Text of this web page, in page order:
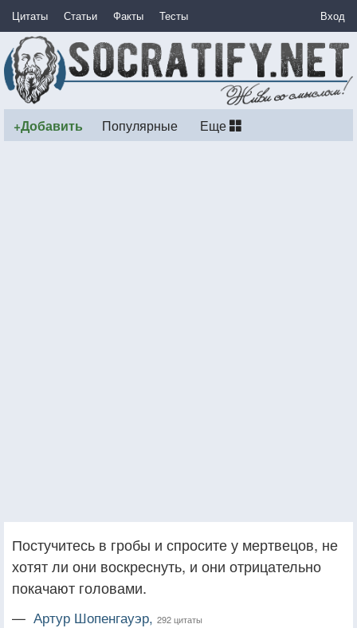
Цитаты Статьи Факты Тесты Вход
+Добавить Популярные Еще
Постучитесь в гробы и спросите у мертвецов, не
хотят ли они воскреснуть, и они отрицательно
покачают головами.
— Артур Шопенгауэр, 292 цитаты